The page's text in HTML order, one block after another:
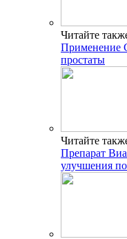
Читайте
Применение
простаты
Читайте
Препарат
улучшения